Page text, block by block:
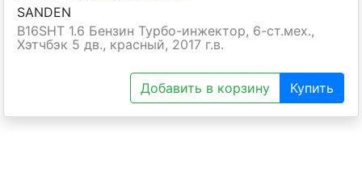
SANDEN
B16SHT 1.6 Бензин Турбо-инжектор, 6-ст.мех.,
Хэтчбэк 5 дв., красный, 2017 г.в.
Добавить в корзину Купить